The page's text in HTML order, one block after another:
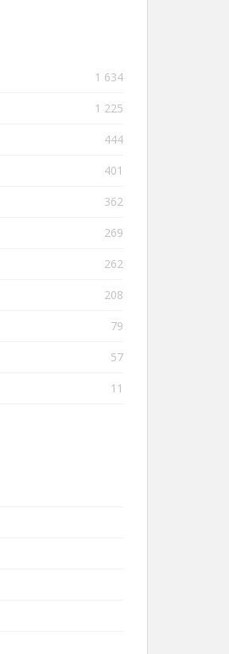
1 634
1 225
444
401
362
269
262
208
79
57
11